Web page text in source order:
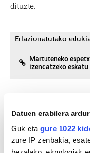
Datuen erabilera
Guk eta gure 1022
zure IP zenbakia,
dituzte.
Erlazionatutako
Martuteneko
izendatzeko